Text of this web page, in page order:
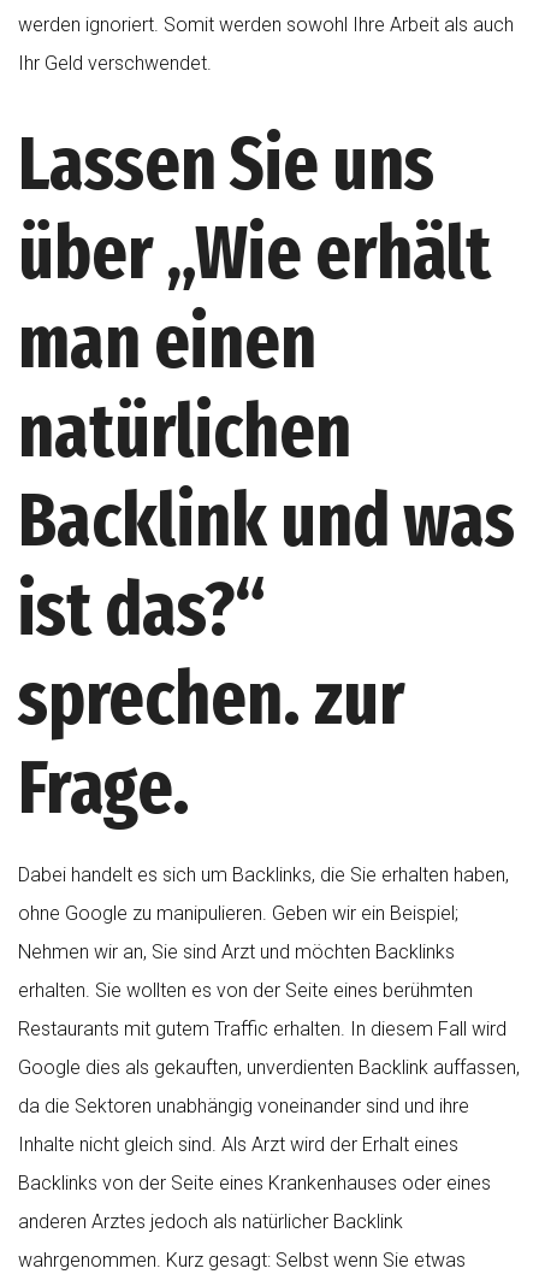
werden ignoriert. Somit werden sowohl Ihre Arbeit als auch
Ihr Geld verschwendet.
Lassen Sie uns
über „Wie erhält
man einen
natürlichen
Backlink und was
ist das?“
sprechen. zur
Frage.
Dabei handelt es sich um Backlinks, die Sie erhalten haben,
ohne Google zu manipulieren. Geben wir ein Beispiel;
Nehmen wir an, Sie sind Arzt und möchten Backlinks
erhalten. Sie wollten es von der Seite eines berühmten
Restaurants mit gutem Traffic erhalten. In diesem Fall wird
Google dies als gekauften, unverdienten Backlink auffassen,
da die Sektoren unabhängig voneinander sind und ihre
Inhalte nicht gleich sind. Als Arzt wird der Erhalt eines
Backlinks von der Seite eines Krankenhauses oder eines
anderen Arztes jedoch als natürlicher Backlink
wahrgenommen. Kurz gesagt: Selbst wenn Sie etwas